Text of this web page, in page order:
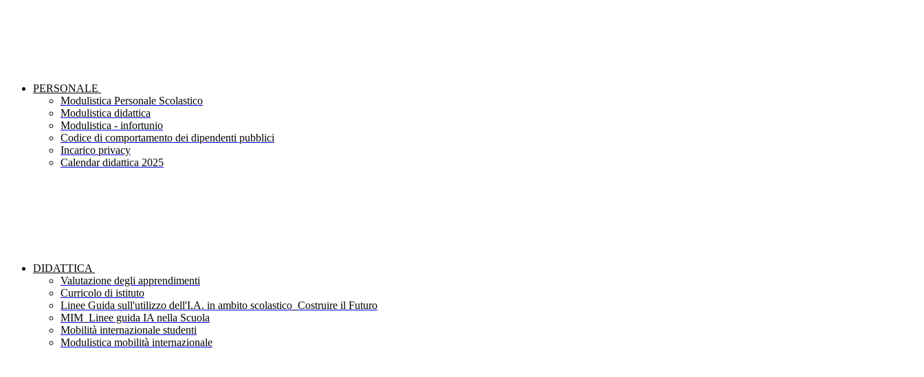
PERSONALE
Modulistica Personale Scolastico
Modulistica didattica
Modulistica - infortunio
Codice di comportamento dei dipendenti pubblici
Incarico privacy
Calendar didattica 2025
DIDATTICA
Valutazione degli apprendimenti
Curricolo di istituto
Linee Guida sull'utilizzo dell'I.A. in ambito scolastico_Costruire il Futuro
MIM_Linee guida IA nella Scuola
Mobilità internazionale studenti
Modulistica mobilità internazionale